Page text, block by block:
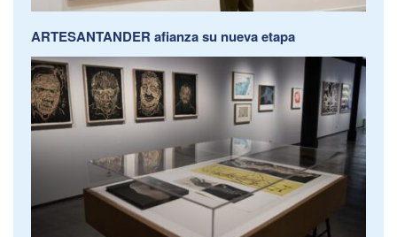
ARTESANTANDER afianza su nueva etapa